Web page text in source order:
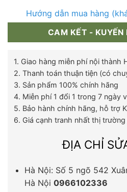
Hướng dẫn mua hàng
CAM KẾT -
1. Giao hàng miễn phí nội thành
2. Thanh toán thuận tiện (có
3. Sản phẩm 100% chính hãng
4. Miễn phí 1 đổi 1 trong 7 ngày
5. Bảo hành chính hãng, hỗ trợ
6. Giá cạnh tranh nhất thị trường
ĐỊA CHỈ
Hà Nội: Số 5 ngõ 542
Hà Nội 0966102336